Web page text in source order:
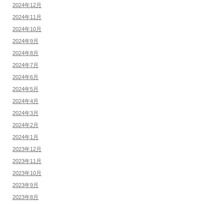
2024年12月
2024年11月
2024年10月
2024年9月
2024年8月
2024年7月
2024年6月
2024年5月
2024年4月
2024年3月
2024年2月
2024年1月
2023年12月
2023年11月
2023年10月
2023年9月
2023年8月